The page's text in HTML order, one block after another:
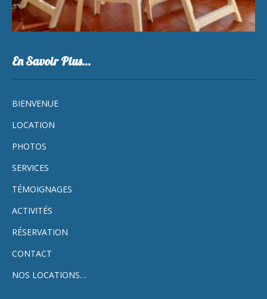
En Savoir Plus…
BIENVENUE
LOCATION
PHOTOS
SERVICES
TÉMOIGNAGES
ACTIVITÉS
RÉSERVATION
CONTACT
NOS LOCATIONS…